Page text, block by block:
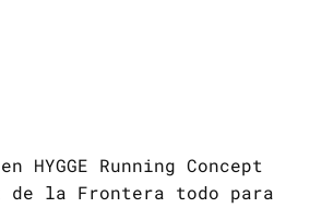
HYGGE Running Concept
de la Frontera todo para